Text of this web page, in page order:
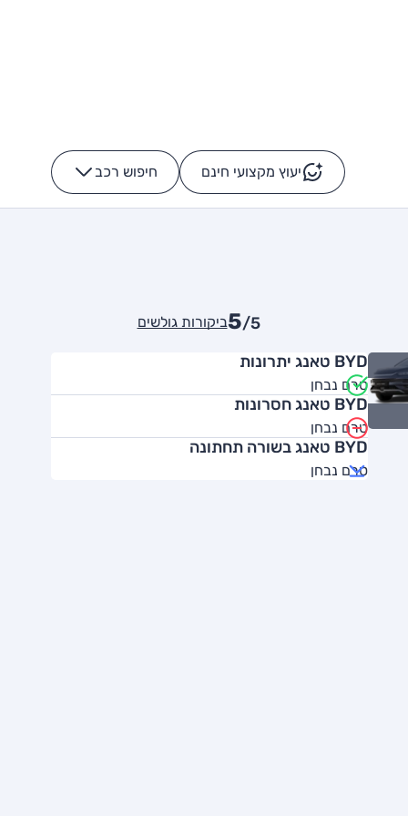
יעוץ מקצועי חינם חיפוש רכב -
5/5 ביקורות גולשים
BYD טאנג יתרונות
טרם נבחן
BYD טאנג חסרונות
טרם נבחן
BYD טאנג בשורה תחתונה
טרם נבחן